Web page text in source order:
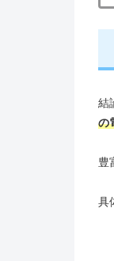
結
の
豊
具